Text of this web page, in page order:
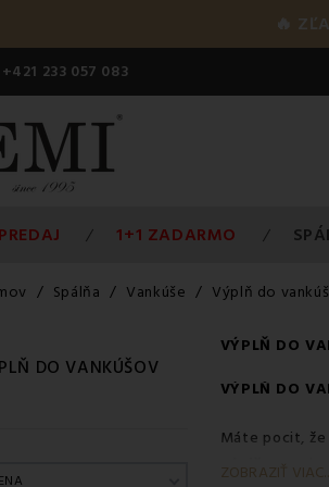
🔥
+421 233 057 083
1+1 ZADARMO
Spálňa Vankúše Výplň do
DO VANKÚŠOV
VÝPLŇ DO
VÝPLŇ DO
Máte pocit, že
výplňou a
ZOBRAZIŤ VIAC...